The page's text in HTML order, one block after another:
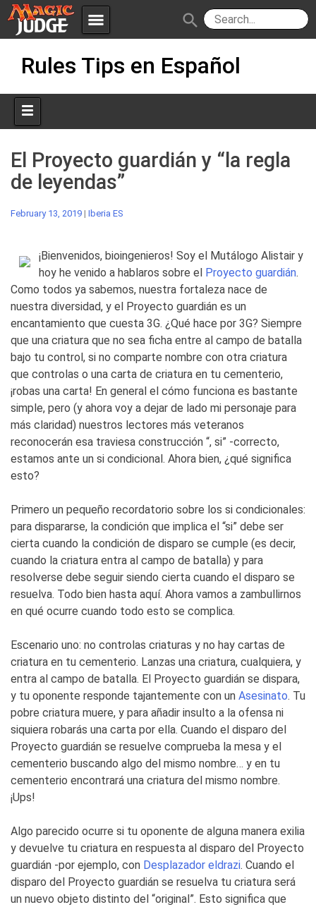
menu
Apps JudgeApps
Forum
Judges
Policies IPG
JAR
search
Rules Tips en Español
El Proyecto guardián y “la regla
de leyendas”
February 13, 2019 | Iberia ES
¡Bienvenidos, bioingenieros! Soy el Mutálogo Alistair y
hoy he venido a hablaros sobre el
Proyecto guardián.
Como todos ya sabemos, nuestra fortaleza nace de
nuestra diversidad, y el Proyecto guardián es un
encantamiento que cuesta 3G. ¿Qué hace por 3G? Siempre
que una criatura que no sea ficha entre al campo de batalla
bajo tu control, si no comparte nombre con otra criatura
que controlas o una carta de criatura en tu cementerio,
¡robas una carta! En general el cómo funciona es bastante
simple, pero (y ahora voy a dejar de lado mi personaje para
más claridad) nuestros lectores más veteranos
reconocerán esa traviesa construcción “, si” -correcto,
estamos ante un si condicional. Ahora bien, ¿qué significa
esto?
Primero un pequeño recordatorio sobre los si condicionales:
para dispararse, la condición que implica el “si” debe ser
cierta cuando la condición de disparo se cumple (es decir,
cuando la criatura entra al campo de batalla) y para
resolverse debe seguir siendo cierta cuando el disparo se
resuelva. Todo bien hasta aquí. Ahora vamos a zambullirnos
en qué ocurre cuando todo esto se complica.
Escenario uno: no controlas criaturas y no hay cartas de
criatura en tu cementerio. Lanzas una criatura, cualquiera, y
entra al campo de batalla. El Proyecto guardián se dispara,
y tu oponente responde tajantemente con un Asesinato. Tu
pobre criatura muere, y para añadir insulto a la ofensa ni
siquiera robarás una carta por ella. Cuando el disparo del
Proyecto guardián se resuelve comprueba la mesa y el
cementerio buscando algo del mismo nombre… y en tu
cementerio encontrará una criatura del mismo nombre.
¡Ups!
Algo parecido ocurre si tu oponente de alguna manera exilia
y devuelve tu criatura en respuesta al disparo del Proyecto
guardián -por ejemplo, con Desplazador eldrazi. Cuando el
disparo del Proyecto guardián se resuelva tu criatura será
un nuevo objeto distinto del “original”. Esto significa que